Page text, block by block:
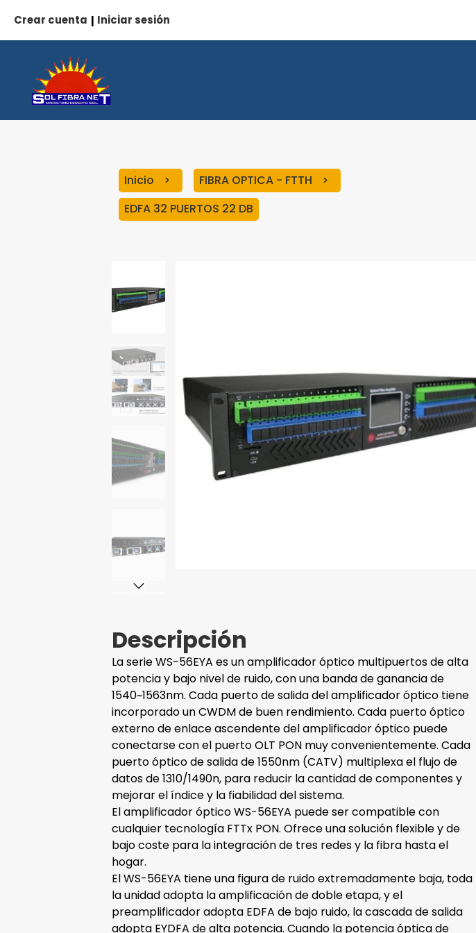
Crear cuenta Iniciar sesión
Inicio
FIBRA OPTICA - FTTH
EDFA 32 PUERTOS 22 DB
Descripción
La serie WS-56EYA es un amplificador óptico multipuertos de alta
potencia y bajo nivel de ruido, con una banda de ganancia de
1540~1563nm. Cada puerto de salida del amplificador óptico tiene
incorporado un CWDM de buen rendimiento. Cada puerto óptico
externo de enlace ascendente del amplificador óptico puede
conectarse con el puerto OLT PON muy convenientemente. Cada
puerto óptico de salida de 1550nm (CATV) multiplexa el flujo de
datos de 1310/1490n, para reducir la cantidad de componentes y
mejorar el índice y la fiabilidad del sistema.
El amplificador óptico WS-56EYA puede ser compatible con
cualquier tecnología FTTx PON. Ofrece una solución flexible y de
bajo coste para la integración de tres redes y la fibra hasta el
hogar.
El WS-56EYA tiene una figura de ruido extremadamente baja, toda
la unidad adopta la amplificación de doble etapa, y el
preamplificador adopta EDFA de bajo ruido, la cascada de salida
adopta EYDFA de alta potencia. Cuando la potencia óptica de